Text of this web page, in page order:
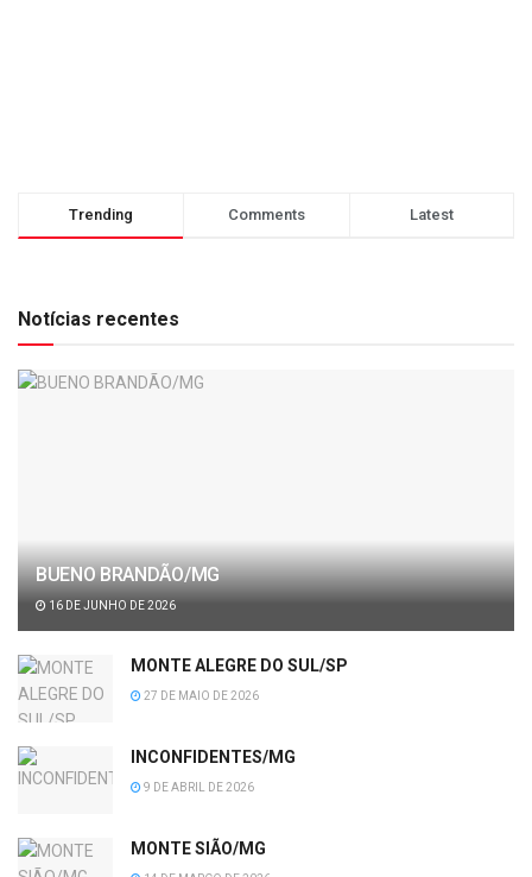
Trending Comments Latest
Notícias recentes
BUENO BRANDÃO/MG
16 DE JUNHO DE 2026
MONTE ALEGRE DO SUL/SP
27 DE MAIO DE 2026
INCONFIDENTES/MG
9 DE ABRIL DE 2026
MONTE SIÃO/MG